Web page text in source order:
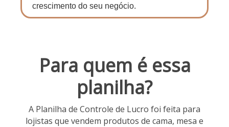
crescimento do seu negócio.
Para quem é essa
planilha?
A Planilha de Controle de Lucro foi feita para
lojistas que vendem produtos de cama, mesa e